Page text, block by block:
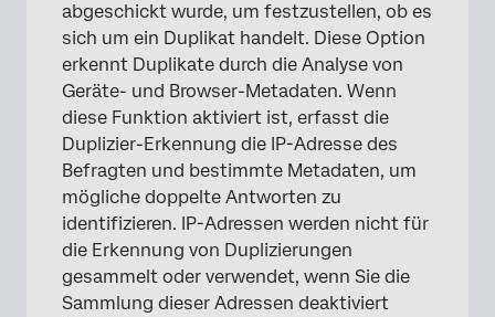
abgeschickt wurde, um festzustellen, ob es
sich um ein Duplikat handelt. Diese Option
erkennt Duplikate durch die Analyse von
Geräte- und Browser-Metadaten. Wenn
diese Funktion aktiviert ist, erfasst die
Duplizier-Erkennung die IP-Adresse des
Befragten und bestimmte Metadaten, um
mögliche doppelte Antworten zu
identifizieren. IP-Adressen werden nicht für
die Erkennung von Duplizierungen
gesammelt oder verwendet, wenn Sie die
Sammlung dieser Adressen deaktiviert